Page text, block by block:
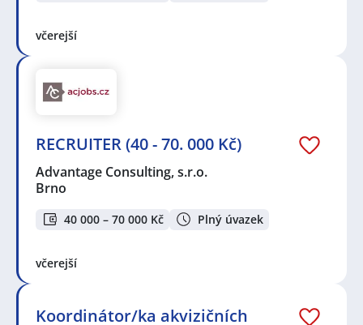
včerejší
RECRUITER (40 - 70. 000 Kč)
Advantage Consulting, s.r.o.
Brno
40 000 – 70 000 Kč Plný úvazek
včerejší
Koordinátor/ka akvizičních